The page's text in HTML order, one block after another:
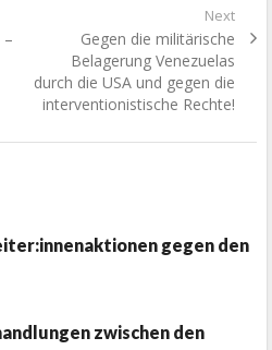
Next
Next
post:
Gegen die militärische
Belagerung Venezuelas
durch die USA und gegen die
interventionistische Rechte!
gegen den
zwischen den